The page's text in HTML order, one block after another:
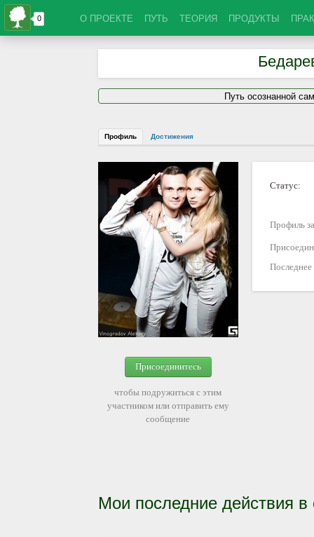
О ПРОЕКТЕ ПУТЬ ТЕОРИЯ ПРОДУКТЫ
Путь осознанной
Профиль Достижения
Присоединитесь
чтобы подружиться с этим
участником или отправить ему
сообщение
Статус:
Профиль
Мои последние действия